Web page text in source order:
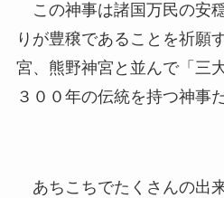
この神事は諸国万民の安
りが豊穣であることを祈願
宮、熊野神宮と並んで「三
３００年の伝統を持つ神事だ
あちこちでたくさんの出